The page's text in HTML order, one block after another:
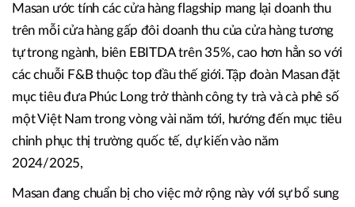
Masan ước tính các cửa hàng flagship mang lại doanh thu
trên mỗi cửa hàng gấp đôi doanh thu của cửa hàng tương
tự trong ngành, biên EBITDA trên 35%, cao hơn hẳn so với
các chuỗi F&B thuộc top đầu thế giới. Tập đoàn Masan đặt
mục tiêu đưa Phúc Long trở thành công ty trà và cà phê số
một Việt Nam trong vòng vài năm tới, hướng đến mục tiêu
chinh phục thị trường quốc tế, dự kiến vào năm
2024/2025,
Masan đang chuẩn bị cho việc mở rộng này với sự bổ sung